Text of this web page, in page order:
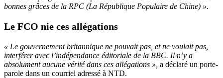
bonnes grâces de la RPC (La République Populaire de Chine) ».
Le FCO nie ces allégations
« Le gouvernement britannique ne pouvait pas, et ne voulait pas,
interférer avec l’indépendance éditoriale de la BBC. Il n’y a
absolument aucune vérité dans ces allégations », a déclaré un porte-
parole dans un courriel adressé à NTD.